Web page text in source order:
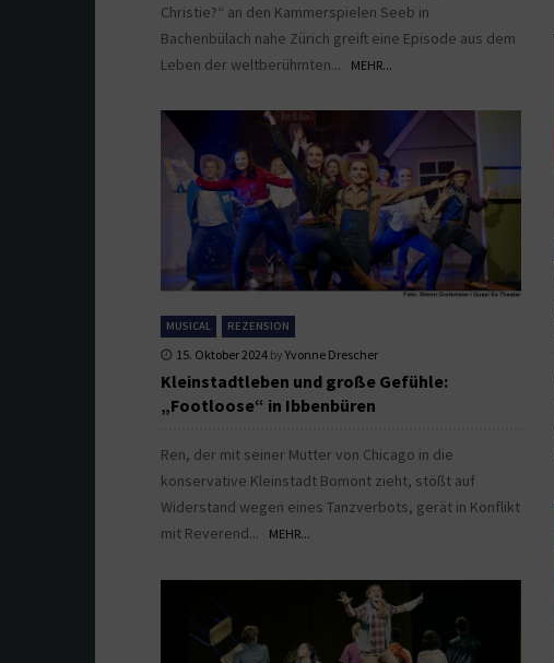
Christie?“ an den Kammerspielen Seeb in
Bachenbülach nahe Zürich greift eine Episode aus dem
Leben der weltberühmten...
MEHR...
MUSICAL REZENSION
15. Oktober 2024 by Yvonne Drescher
Kleinstadtleben und große Gefühle:
„Footloose“ in Ibbenbüren
Ren, der mit seiner Mutter von Chicago in die
konservative Kleinstadt Bomont zieht, stößt auf
Widerstand wegen eines Tanzverbots, gerät in Konflikt
mit Reverend...
MEHR...